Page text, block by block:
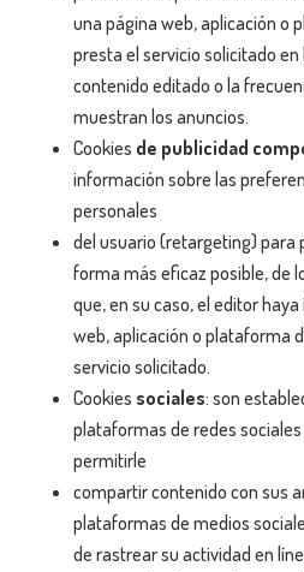
una página web, aplicación o
presta el servicio solicitado
contenido editado o la
muestran los anuncios.
Cookies de publicidad
información sobre las
personales
del usuario (retargeting) para
forma más eficaz posible, de
que, en su caso, el editor
web, aplicación o plataforma
servicio solicitado.
Cookies sociales: son
plataformas de redes
permitirle
compartir contenido con sus
plataformas de medios
de rastrear su actividad en